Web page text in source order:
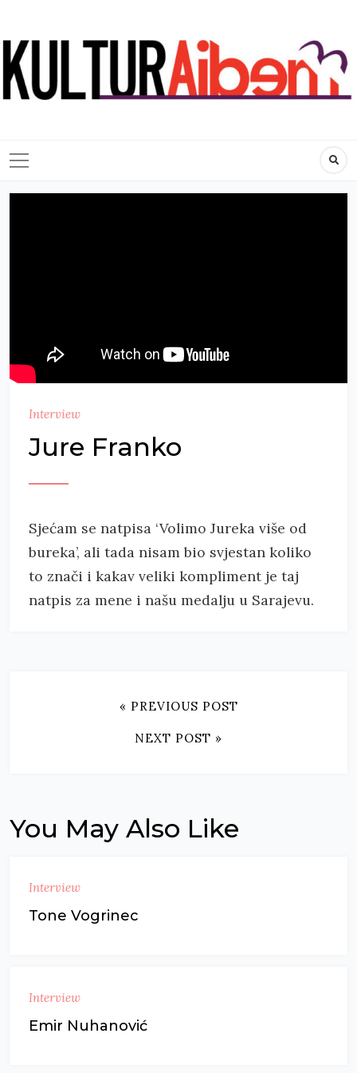
Interview
Jure Franko
Sjećam se natpisa ‘Volimo Jureka više od
bureka’, ali tada nisam bio svjestan koliko
to znači i kakav veliki kompliment je taj
natpis za mene i našu medalju u Sarajevu.
« PREVIOUS POST
NEXT POST »
You May Also Like
Interview
Tone Vogrinec
Interview
Emir Nuhanović